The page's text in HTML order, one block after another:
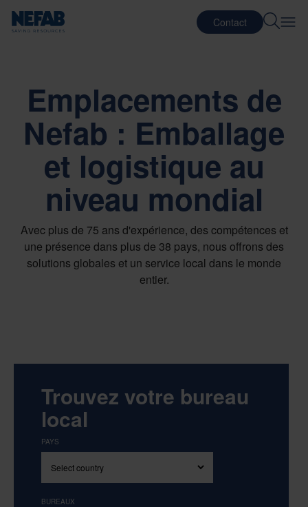
Contact
Emplacements de
Nefab : Emballage
et logistique au
niveau mondial
Avec plus de 75 ans d'expérience, des compétences et
une présence dans plus de 38 pays, nous offrons des
solutions globales et un service local dans le monde
entier.
Trouvez votre bureau
local
PAYS
BUREAUX